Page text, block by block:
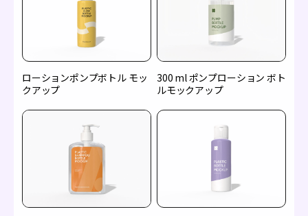
ローションポンプボトル モッ
クアップ
300 ml ポンプローション ボト
ルモックアップ